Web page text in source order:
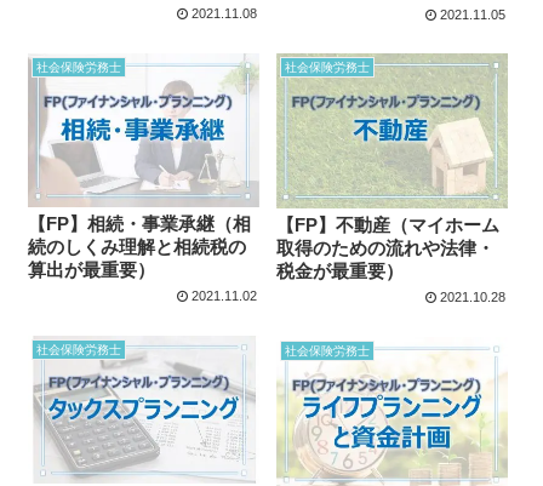
2021.11.08 2021.11.05
社会保険労務士
【FP】相続・事業承継（相
続のしくみ理解と相続税の
算出が最重要）
2021.11.02
社会保険労務士
【FP】不動産（マイホーム
取得のための流れや法律・
税金が最重要）
2021.10.28
社会保険労務士 社会保険労務士